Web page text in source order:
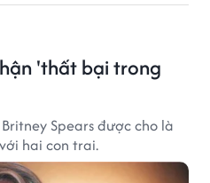
'thất bại trong
Spears được cho là
hai con trai.